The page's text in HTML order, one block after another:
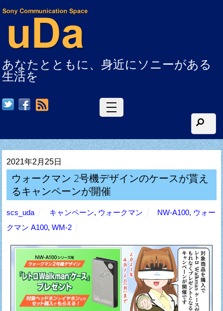
あなたとともに、身近にソニーがある
生活を
2021年2月25日
ウォークマン 2号機デザインのケースが貰え
るキャンペーンが開催
scs_uda キャンペーン, ウォークマン NW-A100, ウォー
クマン A100,WM-2